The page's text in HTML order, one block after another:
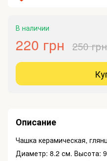
В наличии
220 грн 250 грн
Описание
Чашка керамическая,
Диаметр: 8.2 см. Высота: